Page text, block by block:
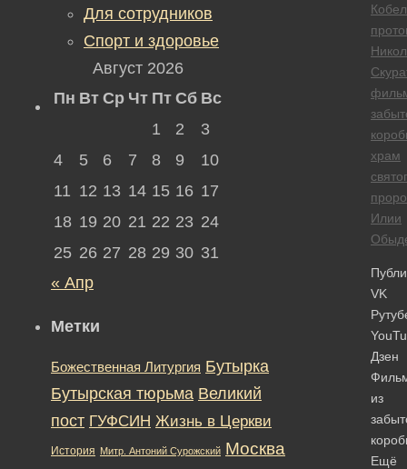
храм
Илии
VK
Дзен
из
Ещё
Для сотрудников
Спорт и здоровье
Август 2026
Пн Вт Ср Чт Пт Сб Вс
1
2
3
4
5 6 7 8 9
10
11 12 13 14 15 16 17
18 19 20 21 22 23 24
25 26 27 28 29 30 31
« Апр
Метки
Божественная Литургия Бутырка
Бутырская тюрьма Великий
пост ГУФСИН Жизнь в Церкви
История Митр. Антоний Сурожский Москва